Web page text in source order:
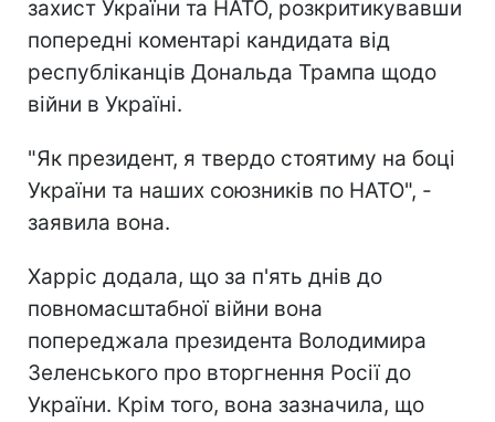
захист України та НАТО, розкритикувавши
попередні коментарі кандидата від
республіканців Дональда Трампа щодо
війни в Україні.
"Як президент, я твердо стоятиму на боці
України та наших союзників по НАТО", -
заявила вона.
Харріс додала, що за п'ять днів до
повномасштабної війни вона
попереджала президента Володимира
Зеленського про вторгнення Росії до
України. Крім того, вона зазначила, що